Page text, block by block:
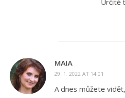
MAIA
29. 1. 2022 AT 14:01
A dnes můžete vidět,